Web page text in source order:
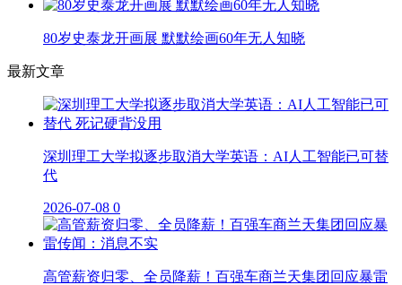
80岁史泰龙开画展 默默绘画60年无人知晓
最新文章
深圳理工大学拟逐步取消大学英语：AI人工智能已可替
代
2026-07-08 0
高管薪资归零、全员降薪！百强车商兰天集团回应暴雷